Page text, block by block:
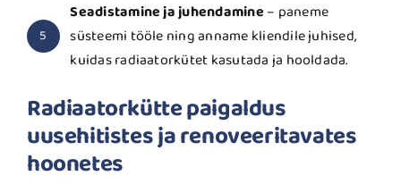
5
Seadistamine ja juhendamine– paneme
süsteemi tööle ning anname kliendile juhised,
kuidas radiaatorkütet kasutada ja hooldada.
Radiaatorkütte paigaldus
uusehitistes ja renoveeritavates
hoonetes